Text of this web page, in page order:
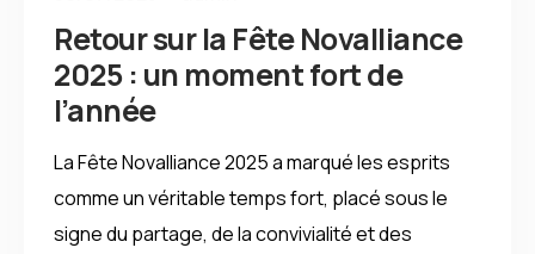
Retour sur la Fête Novalliance
2025 : un moment fort de
l’année
La Fête Novalliance 2025 a marqué les esprits
comme un véritable temps fort, placé sous le
signe du partage, de la convivialité et des